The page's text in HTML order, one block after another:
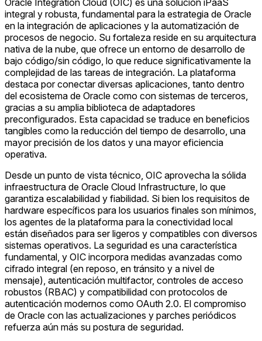
integral y robusta, fundamental para la estrategia de Oracle
en la integración de aplicaciones y la automatización de
procesos de negocio. Su fortaleza reside en su arquitectura
nativa de la nube, que ofrece un entorno de desarrollo de
bajo código/sin código, lo que reduce significativamente la
complejidad de las tareas de integración. La plataforma
destaca por conectar diversas aplicaciones, tanto dentro
del ecosistema de Oracle como con sistemas de terceros,
gracias a su amplia biblioteca de adaptadores
preconfigurados. Esta capacidad se traduce en beneficios
tangibles como la reducción del tiempo de desarrollo, una
mayor precisión de los datos y una mayor eficiencia
operativa.
Desde un punto de vista técnico, OIC aprovecha la sólida
infraestructura de Oracle Cloud Infrastructure, lo que
garantiza escalabilidad y fiabilidad. Si bien los requisitos de
hardware específicos para los usuarios finales son mínimos,
los agentes de la plataforma para la conectividad local
están diseñados para ser ligeros y compatibles con diversos
sistemas operativos. La seguridad es una característica
fundamental, y OIC incorpora medidas avanzadas como
cifrado integral (en reposo, en tránsito y a nivel de
mensaje), autenticación multifactor, controles de acceso
robustos (RBAC) y compatibilidad con protocolos de
autenticación modernos como OAuth 2.0. El compromiso
de Oracle con las actualizaciones y parches periódicos
refuerza aún más su postura de seguridad.